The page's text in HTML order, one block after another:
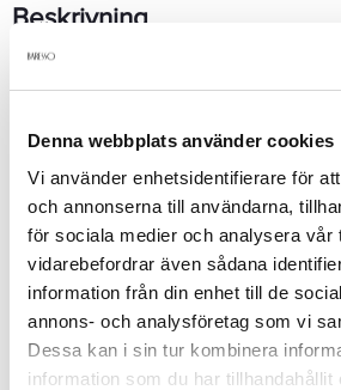
Denna webbplats använder cookies
Vi använder enhetsidentifierare för
och annonserna till användarna,
för sociala medier och analysera vår
vidarebefordrar även sådana
information från din enhet till de
annons- och analysföretag som vi
Dessa kan i sin tur kombinera
information som du har tillhandahållit
Beskrivning
Code for Men, EdT. En sofistkerad med
Produktdetaljer
Recensioner
Finns i: